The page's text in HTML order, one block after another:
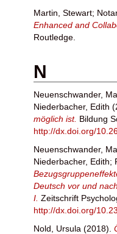
Martin, Stewart;
Enhanced and
Routledge.
N
Neuenschwander,
Niederbacher, Edith
möglich ist. Bildung
http://dx.doi.org/
Neuenschwander,
Niederbacher, Edith;
Deutsch vor und
I. Zeitschrift
http://dx.doi.org/
Nold, Ursula (2018).